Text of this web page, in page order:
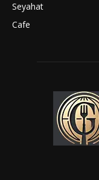
Seyahat
Cafe